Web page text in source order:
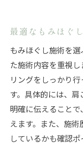
最適なもみほぐ
もみほぐし施術を
た施術内容を重視
リングをしっかり
す。具体的には、
明確に伝えること
えます。また、施
しているかも確認